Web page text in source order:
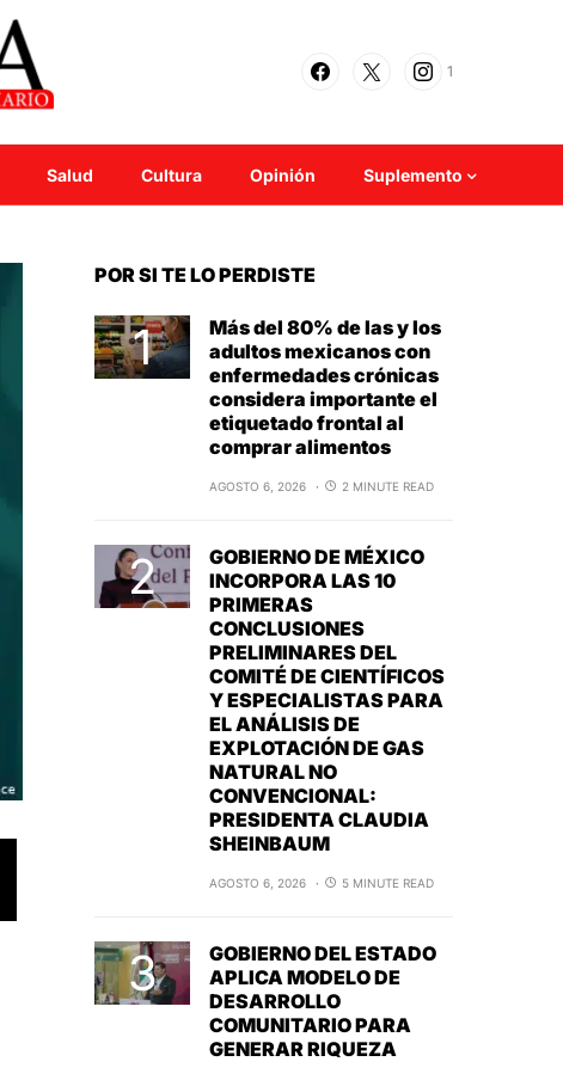
1
Salud Cultura Opinión Suplemento
POR SI TE LO PERDISTE
Más del 80% de las y los
adultos mexicanos con
enfermedades crónicas
considera importante el
etiquetado frontal al
comprar alimentos
AGOSTO 6, 2026 2 MINUTE READ
GOBIERNO DE MÉXICO
INCORPORA LAS 10
PRIMERAS
CONCLUSIONES
PRELIMINARES DEL
COMITÉ DE CIENTÍFICOS
Y ESPECIALISTAS PARA
EL ANÁLISIS DE
EXPLOTACIÓN DE GAS
NATURAL NO
CONVENCIONAL:
PRESIDENTA CLAUDIA
SHEINBAUM
AGOSTO 6, 2026 5 MINUTE READ
GOBIERNO DEL ESTADO
APLICA MODELO DE
DESARROLLO
COMUNITARIO PARA
GENERAR RIQUEZA